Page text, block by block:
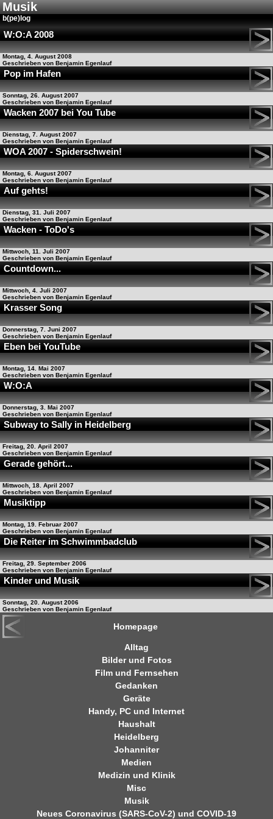
Musik
b(pe)log
W:O:A 2008
Montag, 4. August 2008
Geschrieben von Benjamin Egenlauf
Pop im Hafen
Sonntag, 26. August 2007
Geschrieben von Benjamin Egenlauf
Wacken 2007 bei You Tube
Dienstag, 7. August 2007
Geschrieben von Benjamin Egenlauf
WOA 2007 - Spiderschwein!
Montag, 6. August 2007
Geschrieben von Benjamin Egenlauf
Auf gehts!
Dienstag, 31. Juli 2007
Geschrieben von Benjamin Egenlauf
Wacken - ToDo's
Mittwoch, 11. Juli 2007
Geschrieben von Benjamin Egenlauf
Countdown...
Mittwoch, 4. Juli 2007
Geschrieben von Benjamin Egenlauf
Krasser Song
Donnerstag, 7. Juni 2007
Geschrieben von Benjamin Egenlauf
Eben bei YouTube
Montag, 14. Mai 2007
Geschrieben von Benjamin Egenlauf
W:O:A
Donnerstag, 3. Mai 2007
Geschrieben von Benjamin Egenlauf
Subway to Sally in Heidelberg
Freitag, 20. April 2007
Geschrieben von Benjamin Egenlauf
Gerade gehört...
Mittwoch, 18. April 2007
Geschrieben von Benjamin Egenlauf
Musiktipp
Montag, 19. Februar 2007
Geschrieben von Benjamin Egenlauf
Die Reiter im Schwimmbadclub
Freitag, 29. September 2006
Geschrieben von Benjamin Egenlauf
Kinder und Musik
Sonntag, 20. August 2006
Geschrieben von Benjamin Egenlauf
Homepage
Alltag
Bilder und Fotos
Film und Fernsehen
Gedanken
Geräte
Handy, PC und Internet
Haushalt
Heidelberg
Johanniter
Medien
Medizin und Klinik
Misc
Musik
Neues Coronavirus (SARS-CoV-2) und COVID-19